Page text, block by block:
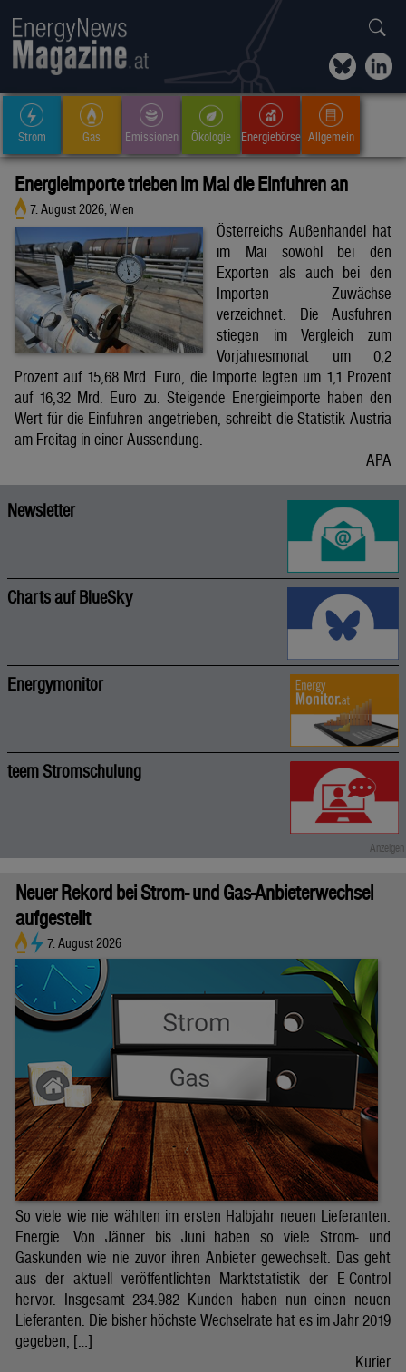
Strom Gas Emissionen Ökologie Energiebörse Allgemein
Energieimporte trieben im Mai die Einfuhren an
7. August 2026, Wien
Österreichs Außenhandel hat
im Mai sowohl bei den
Exporten als auch bei den
Importen Zuwächse
verzeichnet. Die Ausfuhren
stiegen im Vergleich zum
Vorjahresmonat um 0,2
Prozent auf 15,68 Mrd. Euro, die Importe legten um 1,1 Prozent
auf 16,32 Mrd. Euro zu. Steigende Energieimporte haben den
Wert für die Einfuhren angetrieben, schreibt die Statistik Austria
am Freitag in einer Aussendung.
APA
Newsletter
Charts auf BlueSky
Energymonitor
teem Stromschulung
Neuer Rekord bei Strom- und Gas-Anbieterwechsel
aufgestellt
7. August 2026
So viele wie nie wählten im ersten Halbjahr neuen Lieferanten.
Energie. Von Jänner bis Juni haben so viele Strom- und
Gaskunden wie nie zuvor ihren Anbieter gewechselt. Das geht
aus der aktuell veröffentlichten Marktstatistik der E-Control
hervor. Insgesamt 234.982 Kunden haben nun einen neuen
Lieferanten. Die bisher höchste Wechselrate hat es im Jahr 2019
gegeben, […]
Kurier